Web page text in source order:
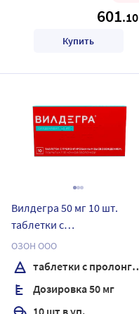
601.10
Купить
Вилдегра 50 мг 10 шт.
таблетки с
пролонгированным
высвобождением,
покрытые пленочной
оболочкой
ОЗОН ООО
таблетки с пролонгированным высвобождением, покрытые пленочной оболочкой
Дозировка 50 мг
10 шт в уп.